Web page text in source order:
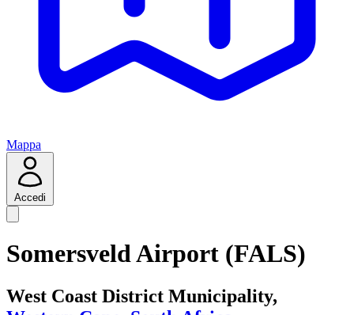
Mappa
Accedi
Somersveld Airport (FALS)
West Coast District Municipality,